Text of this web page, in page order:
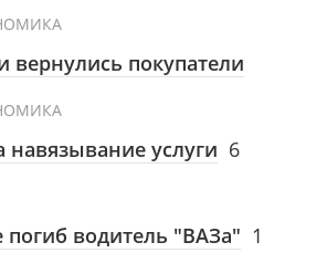
вернулись покупатели
навязывание услуги 6
погиб водитель "ВАЗа" 1